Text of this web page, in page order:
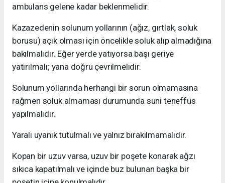
ambulans gelene kadar beklenmelidir.
Kazazedenin solunum yollarının (ağız, gırtlak, soluk
borusu) açık olması için öncelikle soluk alıp almadığına
bakılmalıdır. Eğer yerde yatıyorsa başı geriye
yatırılmalı; yana doğru çevrilmelidir.
Solunum yollarında herhangi bir sorun olmamasına
rağmen soluk almaması durumunda suni teneffüs
yapılmalıdır.
Yaralı uyanık tutulmalı ve yalnız bırakılmamalıdır.
Kopan bir uzuv varsa, uzuv bir poşete konarak ağzı
sıkıca kapatılmalı ve içinde buz bulunan başka bir